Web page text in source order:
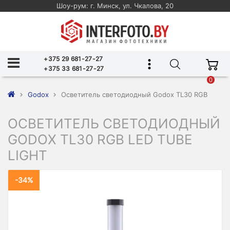
Шоу-рум: г. Минск, ул. Чкалова, 20
+375 29 681-27-27
+375 33 681-27-27
0
Godox Осветитель светодиодный Godox TL30 RGB
ОСВЕТИТЕЛЬ СВЕТОДИОДНЫЙ
GODOX TL30 RGB LED TUBE
LIGHT
-34%